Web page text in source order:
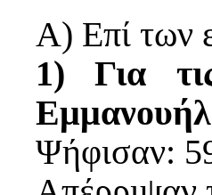
Α) Επί των
1)Για
Ψήφισαν: